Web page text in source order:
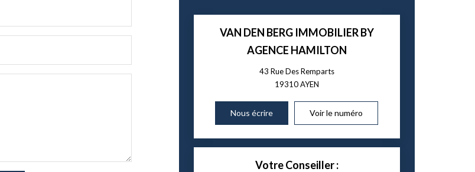
VAN DEN BERG IMMOBILIER BY
AGENCE HAMILTON
43 Rue Des Remparts
19310AYEN
Nous écrire Voir le numéro
Votre Conseiller :